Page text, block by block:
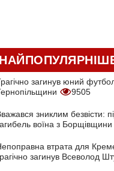
загинув юний
9505
зниклим безвісти:
воїна з Борщівщини
втрата для
загинув Всеволод